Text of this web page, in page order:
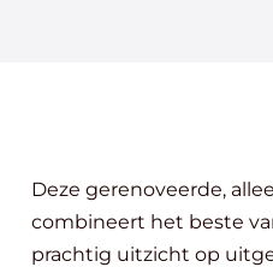
Deze gerenoveerde,
combineert het beste
prachtig uitzicht op